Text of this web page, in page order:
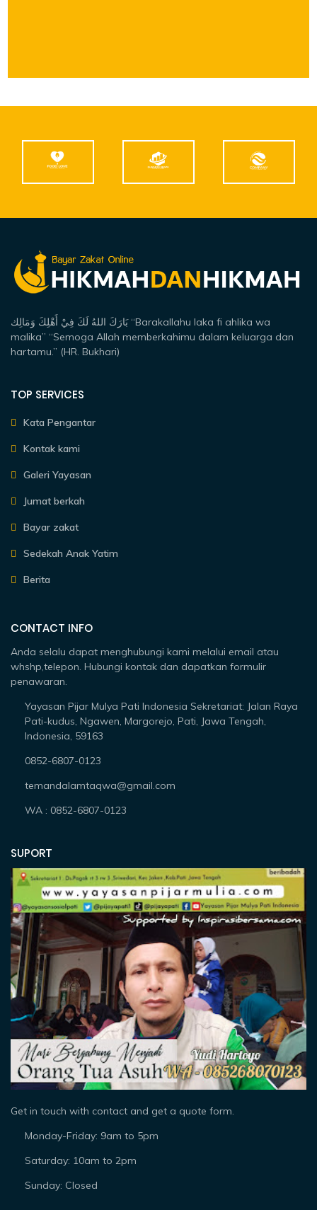
بَارَكَ اللهُ لَكَ فِيْ أَهْلِكَ وَمَالِك “Barakallahu laka fi ahlika wa
malika” “Semoga Allah memberkahimu dalam keluarga dan
hartamu.” (HR. Bukhari)
TOP SERVICES
Kata Pengantar
Kontak kami
Galeri Yayasan
Jumat berkah
Bayar zakat
Sedekah Anak Yatim
Berita
CONTACT INFO
Anda selalu dapat menghubungi kami melalui email atau
whshp,telepon. Hubungi kontak dan dapatkan formulir
penawaran.
Yayasan Pijar Mulya Pati Indonesia Sekretariat: Jalan Raya
Pati-kudus, Ngawen, Margorejo, Pati, Jawa Tengah,
Indonesia, 59163
0852-6807-0123
temandalamtaqwa@gmail.com
WA : 0852-6807-0123
SUPORT
Get in touch with contact and get a quote form.
Monday-Friday: 9am to 5pm
Saturday: 10am to 2pm
Sunday: Closed